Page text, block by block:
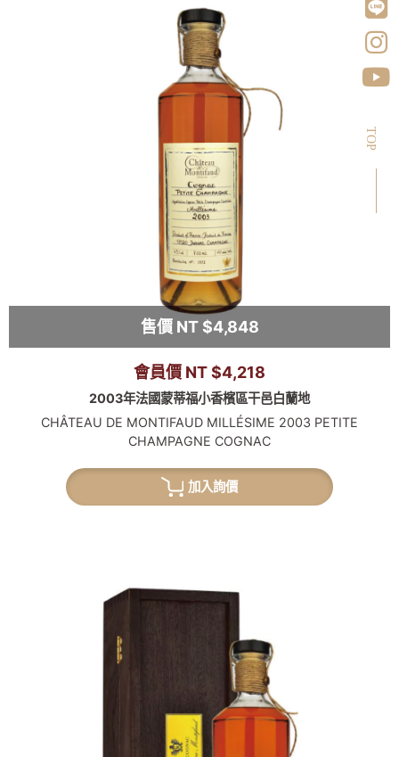
售價 NT $4,848
會員價 NT $4,218
2003年法國蒙蒂福小香檳區干邑白蘭地
CHÂTEAU DE MONTIFAUD MILLÉSIME 2003 PETITE
CHAMPAGNE COGNAC
加入詢價
TOP